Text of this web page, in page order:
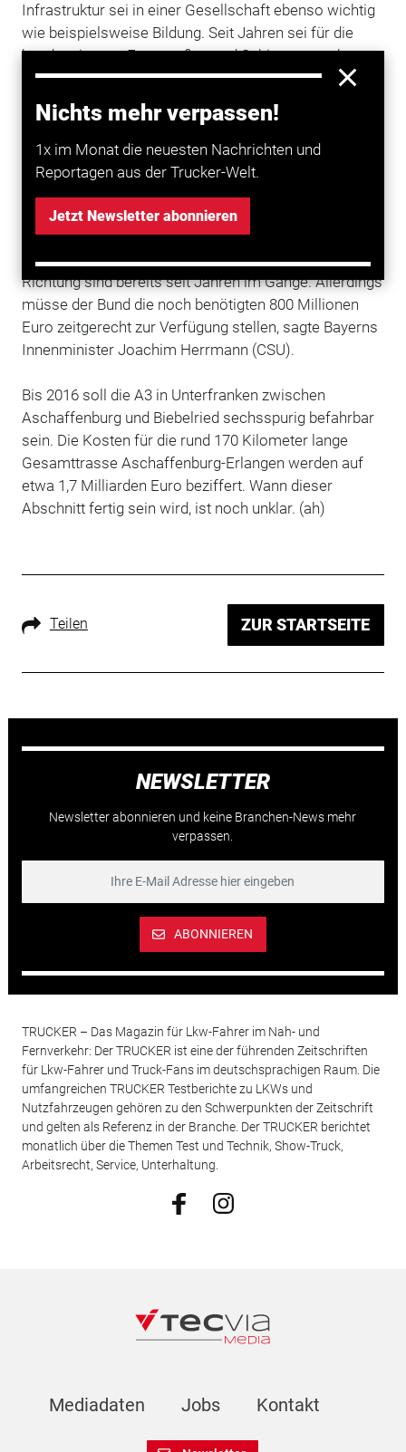
Nichts mehr verpassen!
1x im Monat die neuesten Nachrichten und
Reportagen aus der Trucker-Welt.
Jetzt Newsletter abonnieren
Infrastruktur sei in einer Gesellschaft ebenso wichtig
wie beispielsweise Bildung. Seit Jahren sei für die
bundeseigenen Fernstraßen und Schienenstrecken zu
wenig Geld da. "Der Bundesverkehrswegeplan ist
dramatisch unterfinanziert", heißt es in einer
Mitteilung. Die Länder üben damit Druck auf den aus
Bayern stammendenBundesverkehrsminister
Ramsauer (CSU) aus.
Nach Vorstellung Bayerns muss die
Frankfurt-Nürnberg dringend verbreitert werden. Die
Arbeiten in Franken für drei Fahrspuren in jede
Richtung sind bereits seit Jahren im Gange. Allerdings
müsse der Bund die noch benötigten 800 Millionen
Euro zeitgerecht zur Verfügung stellen, sagte Bayerns
Innenminister Joachim Herrmann (CSU).
Bis 2016 soll die A3 in Unterfranken zwischen
Aschaffenburg und Biebelried sechsspurig befahrbar
sein. Die Kosten für die rund 170 Kilometer lange
Gesamttrasse Aschaffenburg-Erlangen werden auf
etwa 1,7 Milliarden Euro beziffert. Wann dieser
Abschnitt fertig sein wird, ist noch unklar. (ah)
Teilen ZUR STARTSEITE
NEWSLETTER
Newsletter abonnieren und keine Branchen-News mehr
verpassen.
ABONNIEREN
TRUCKER – Das Magazin für Lkw-Fahrer im Nah- und
Fernverkehr: Der TRUCKER ist eine der führenden Zeitschriften
für Lkw-Fahrer und Truck-Fans im deutschsprachigen Raum. Die
umfangreichen TRUCKER Testberichte zu LKWs und
Nutzfahrzeugen gehören zu den Schwerpunkten der Zeitschrift
und gelten als Referenz in der Branche. Der TRUCKER berichtet
monatlich über die Themen Test und Technik, Show-Truck,
Arbeitsrecht, Service, Unterhaltung.
Mediadaten Jobs Kontakt